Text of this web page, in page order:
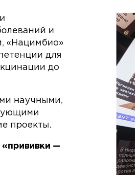
и
«Нацимбио»
для
до
научными,
проекты.
—